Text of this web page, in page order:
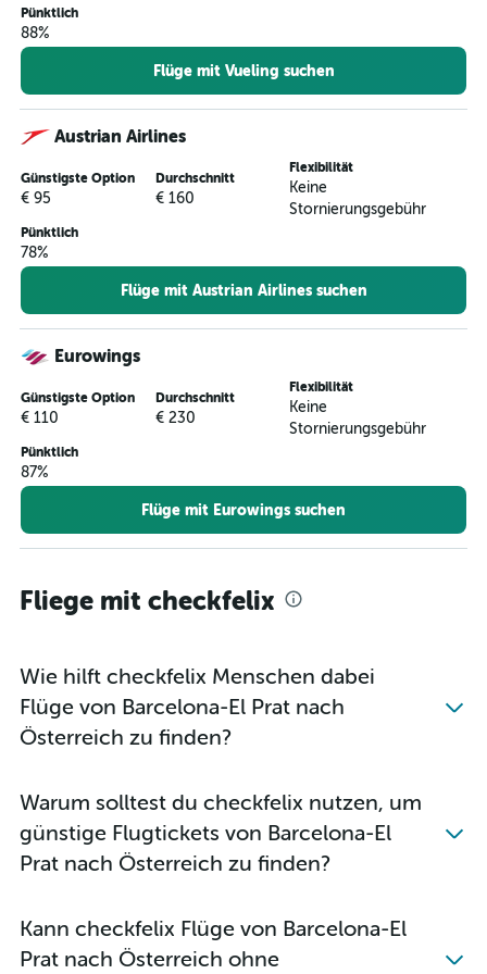
Pünktlich
88%
Flüge mit Vueling suchen
Austrian Airlines
Günstigste Option
€ 95
Durchschnitt
€ 160
Flexibilität
Keine
Stornierungsgebühr
Pünktlich
78%
Flüge mit Austrian Airlines suchen
Eurowings
Günstigste Option
€ 110
Durchschnitt
€ 230
Flexibilität
Keine
Stornierungsgebühr
Pünktlich
87%
Flüge mit Eurowings suchen
Fliege mit checkfelix
Wie hilft checkfelix Menschen dabei
Flüge von Barcelona-El Prat nach
Österreich zu finden?
Warum solltest du checkfelix nutzen, um
günstige Flugtickets von Barcelona-El
Prat nach Österreich zu finden?
Kann checkfelix Flüge von Barcelona-El
Prat nach Österreich ohne